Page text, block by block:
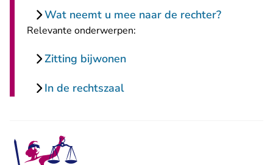
Wat neemt u mee naar de rechter?
Relevante onderwerpen:
Zitting bijwonen
In de rechtszaal